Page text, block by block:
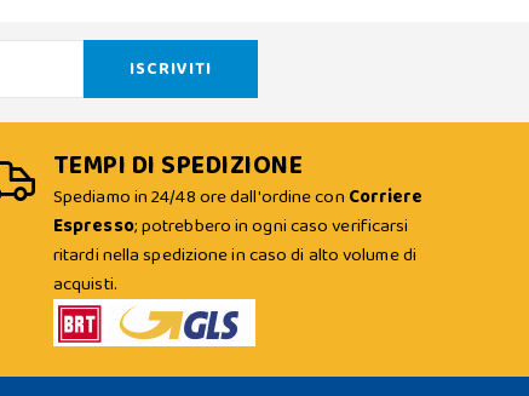
TEMPI DI SPEDIZIONE
Spediamo in 24/48 ore dall'ordine con Corriere
Espresso; potrebbero in ogni caso verificarsi
ritardi nella spedizione in caso di alto volume di
acquisti.